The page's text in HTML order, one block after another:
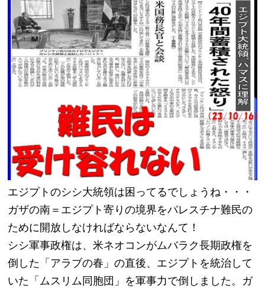
エジプトのシシ大統領は困ってるでしょうね・・・
ガザの南＝エジプト寄りの境界をパレスチナ難民の
ために開放しなければならないなんて！
シシ軍事政権は、米ネオコンがムバラク長期政権を
倒した「アラブの春」の直後、エジプトを統治して
いた「ムスリム同胞団」を軍事力で倒しました。ガ